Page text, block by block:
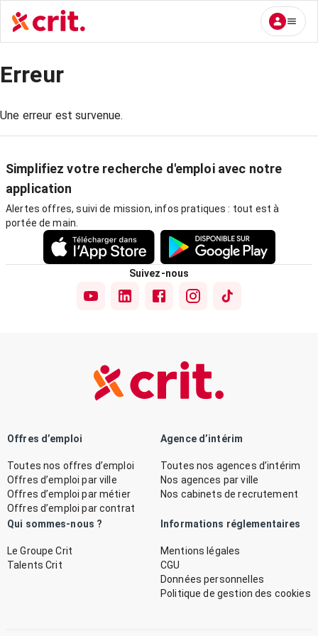
Erreur
Une erreur est survenue.
Simplifiez votre recherche d'emploi avec notre
application
Alertes offres, suivi de mission, infos pratiques : tout est à
portée de main.
Suivez-nous
Offres d’emploi
Toutes nos offres d’emploi
Offres d’emploi par ville
Offres d’emploi par métier
Offres d’emploi par contrat
Agence d’intérim
Toutes nos agences d’intérim
Nos agences par ville
Nos cabinets de recrutement
Qui sommes-nous ?
Le Groupe Crit
Talents Crit
Informations réglementaires
Mentions légales
CGU
Données personnelles
Politique de gestion des cookies